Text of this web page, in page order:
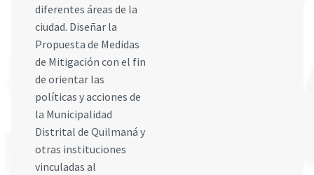
diferentes áreas de la
ciudad. Diseñar la
Propuesta de Medidas
de Mitigación con el fin
de orientar las
políticas y acciones de
la Municipalidad
Distrital de Quilmaná y
otras instituciones
vinculadas al